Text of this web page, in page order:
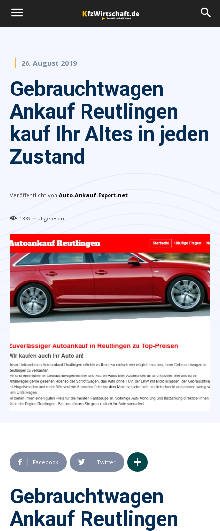
26. August 2019
Gebrauchtwagen
Ankauf Reutlingen
kauf Ihr Altes in jeden
Zustand
Veröffentlicht von Auto-Ankauf-Export-net
1339 mal gelesen
Facebook Twitter
Gebrauchtwagen
Ankauf Reutlingen